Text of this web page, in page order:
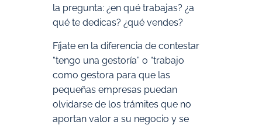
la pregunta: ¿en qué trabajas? ¿a
qué te dedicas? ¿qué vendes?
Fíjate en la diferencia de contestar
“tengo una gestoría” o “trabajo
como gestora para que las
pequeñas empresas puedan
olvidarse de los trámites que no
aportan valor a su negocio y se